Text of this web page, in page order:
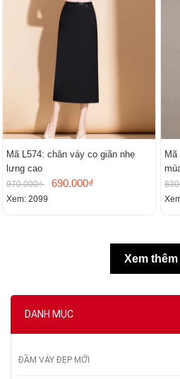
DANH MỤC
ĐẦM VÁY ĐẸP MỚI
Mã L574: chân váy co giãn nhẹ
lưng cao
970.000₫ 690.000₫
Xem: 2099
Xem thêm